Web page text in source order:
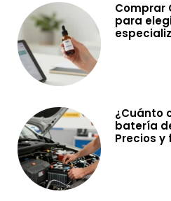
Comprar
para
¿Cuánto
batería
Precios